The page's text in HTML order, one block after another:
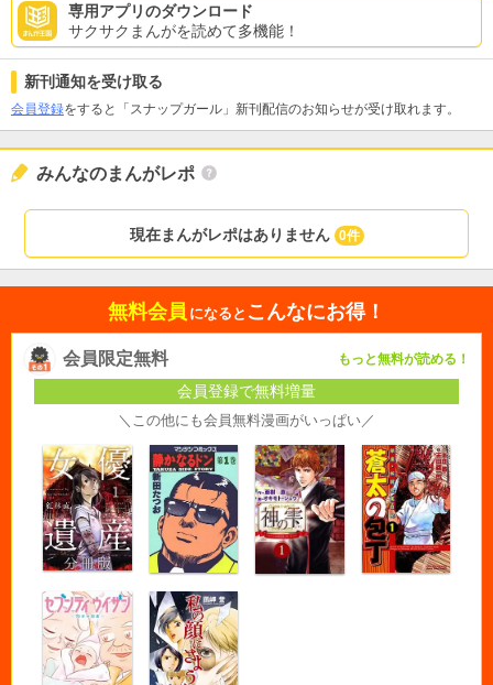
専用アプリのダウンロード
サクサクまんがを読めて多機能！
新刊通知を受け取る
会員登録をすると「スナップガール」新刊配信のお知らせが受け取れます。
みんなのまんがレポ
現在まんがレポはありません 0件
無料会員 になると こんなにお得！
会員限定無料 もっと無料が読める！
会員登録で無料増量
＼この他にも会員無料漫画がいっぱい／